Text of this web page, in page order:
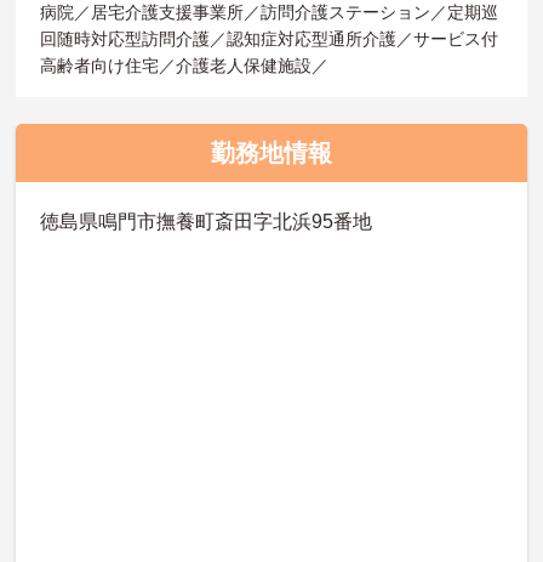
病院／居宅介護支援事業所／訪問介護ステーション／定期巡
回随時対応型訪問介護／認知症対応型通所介護／サービス付
高齢者向け住宅／介護老人保健施設／
勤務地情報
徳島県鳴門市撫養町斎田字北浜95番地